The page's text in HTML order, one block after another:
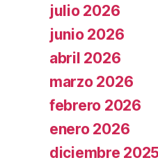
julio 2026
junio 2026
abril 2026
marzo 2026
febrero 2026
enero 2026
diciembre